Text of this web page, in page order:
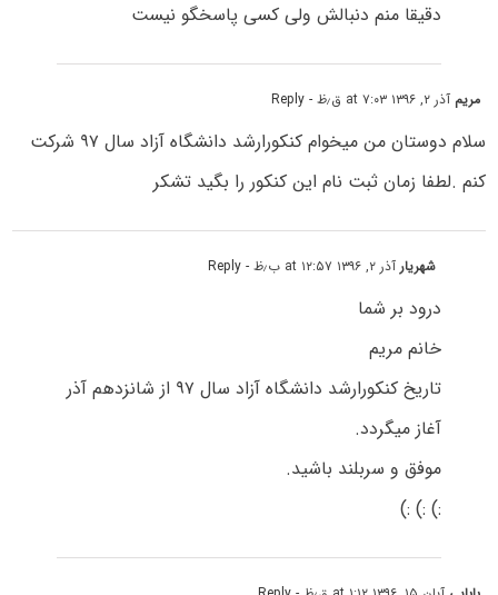
دقیقا منم دنبالش ولی کسی پاسخگو نیست
مریم آذر ۲, ۱۳۹۶ at ۷:۰۳ ق٫ظ - Reply
سلام دوستان من میخوام کنکورارشد دانشگاه آزاد سال ۹۷ شرکت
کنم .لطفا زمان ثبت نام این کنکور را بگید تشکر
شهریارآذر ۲, ۱۳۹۶ at ۱۲:۵۷ ب٫ظ - Reply
درود بر شما
خانم مریم
تاریخ کنکورارشد دانشگاه آزاد سال ۹۷ از شانزدهم آذر
آغاز میگردد.
موفق و سربلند باشید.
:) :) :)